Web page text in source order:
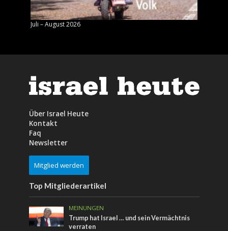
Juli – August 2026
Über Israel Heute
Kontakt
Faq
Newsletter
Mitglied werden
Top Mitgliederartikel
MEINUNGEN
Trump hat Israel … und sein Vermächtnis
verraten